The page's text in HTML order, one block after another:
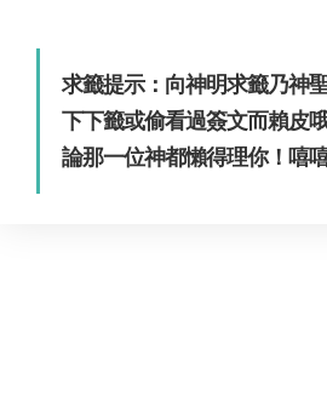
求籤提示：向神明求籤乃神
下下籤或偷看過簽文而賴皮
論那一位神都懶得理你！嘻